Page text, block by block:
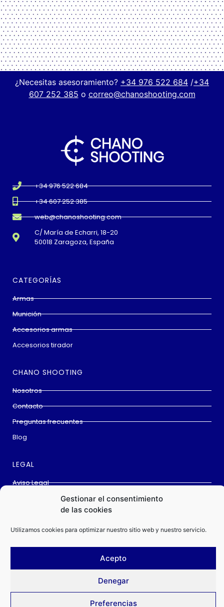
Gestionar el consentimiento
de las cookies
Utilizamos cookies para optimizar nuestro sitio web y nuestro servicio.
Acepto
Denegar
Preferencias
¿Necesitas asesoramiento? +34 976 522 684 /+34
607 252 385 o correo@chanoshooting.com
+34 976 522 684
+34 607 252 385
web@chanoshooting.com
C/ María de Echarri, 18-20
50018 Zaragoza, España
CATEGORÍAS
Armas
Munición
Accesorios armas
Accesorios tirador
CHANO SHOOTING
Nosotros
Contacto
Preguntas frecuentes
Blog
LEGAL
Aviso Legal
Política privacidad
Condiciones de compra
ChanoShooting © All rights reserved
Cookiespara garantizar que obtenga la mejor
experiencia en nuestro sitio web.